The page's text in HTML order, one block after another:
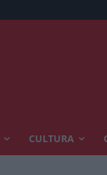
CULTURA